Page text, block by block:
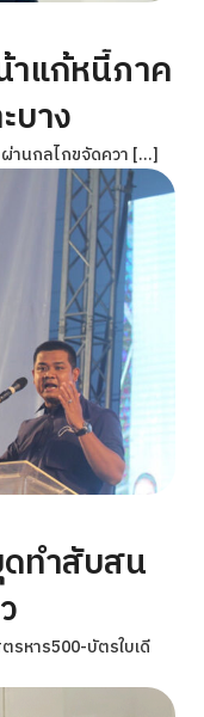
าแก้หนี้ภาค
บาง
านกลไกขจัดควา […]
ทำสับสน
หาร500-บัตรใบเดี